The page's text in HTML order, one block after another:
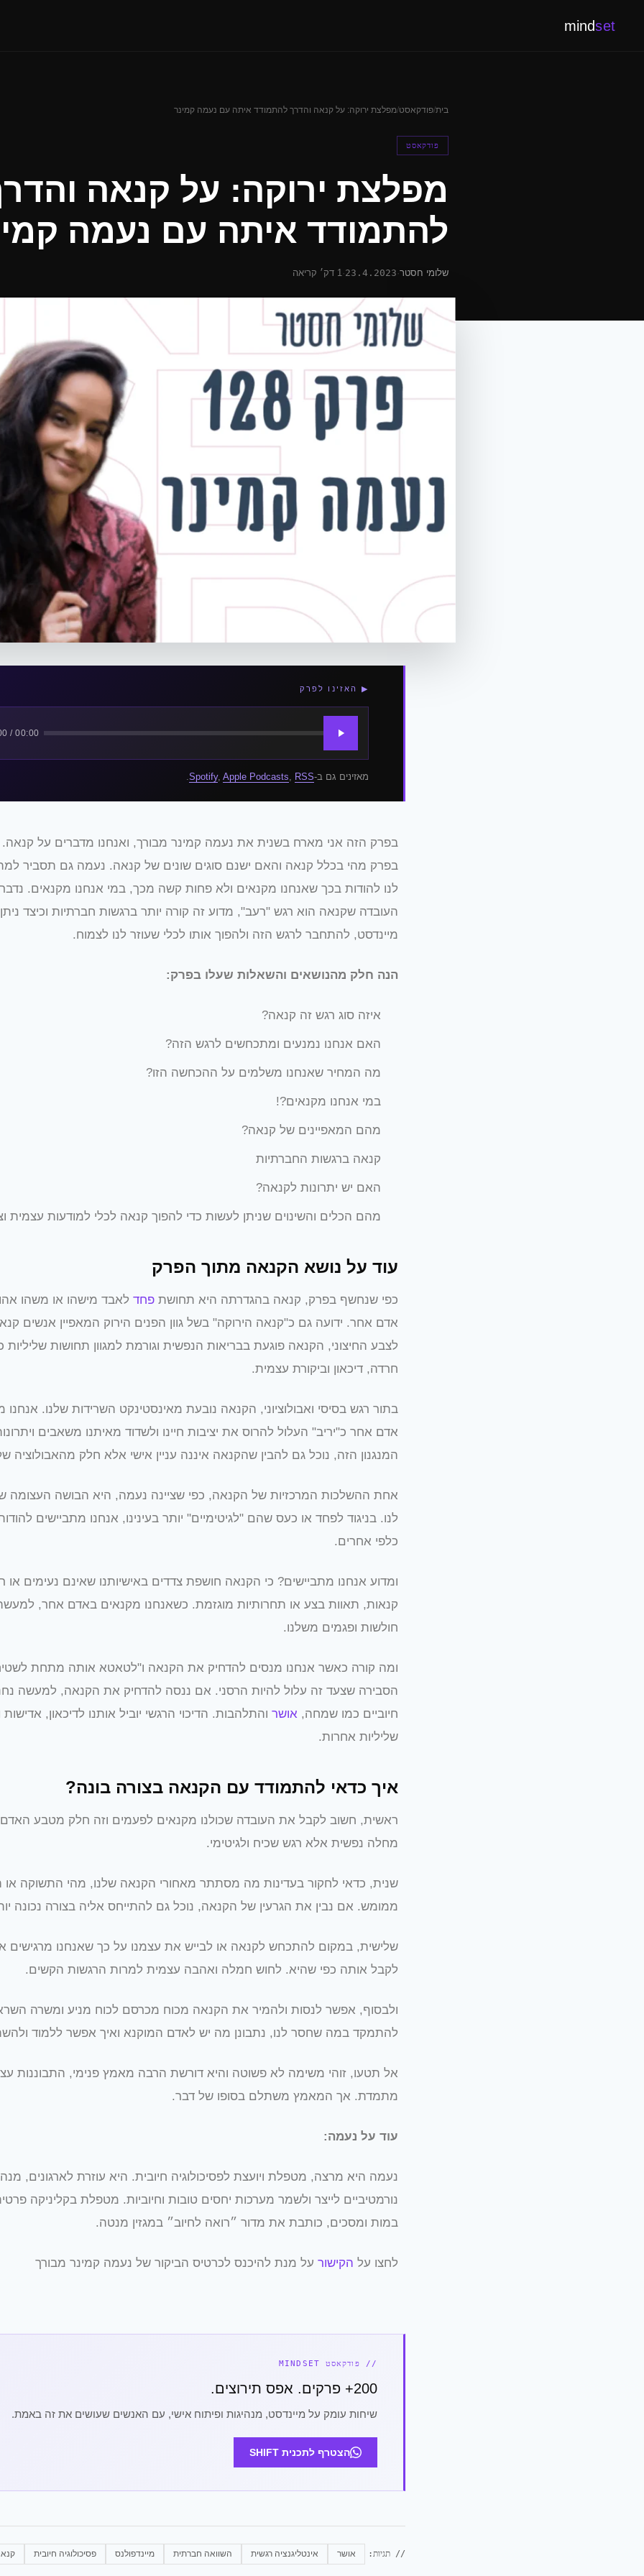
mindset
בית/פודקאסט/מפלצת ירוקה: על קנאה והדרך להתמודד איתה עם נעמה קמינר
פודקאסט
מפלצת ירוקה: על קנאה
להתמודד איתה עם נעמה
שלומי חסטר·
23.4.2023
·1 דק׳ קריאה
▶ האזינו לפרק
00:00 / 00:00
מאזינים גם ב- Spotify, Apple Podcasts, RSS
.
בפרק הזה אני מארח בשנית את נעמה קמינר מבורך, ואנחנו מדברים על קנאה.
בפרק מהי בכלל קנאה והאם ישנם סוגים שונים של קנאה. נעמה גם תסביר
לנו להודות בכך שאנחנו מקנאים ולא פחות קשה מכך, במי אנחנו מקנאים.
העובדה שקנאה הוא רגש "רעב", מדוע זה קורה יותר ברגשות חברתיות וכיצד
מיינדסט, להתחבר לרגש הזה ולהפוך אותו לכלי שעוזר לנו לצמוח.
הנה חלק מהנושאים והשאלות שעלו בפרק:
איזה סוג רגש זה קנאה?
האם אנחנו נמנעים ומתכחשים לרגש הזה?
מה המחיר שאנחנו משלמים על ההכחשה הזו?
במי אנחנו מקנאים?!
מהם המאפיינים של קנאה?
קנאה ברגשות החברתיות
האם יש יתרונות לקנאה?
מהם הכלים והשינוים שניתן לעשות כדי להפוך קנאה לכלי למודעות עצמית
עוד על נושא הקנאה מתוך הפרק
כפי שנחשף בפרק, קנאה בהגדרתה היא תחושת פחד לאבד מישהו או משהו
אדם אחר. ידועה גם כ"קנאה הירוקה" בשל גוון הפנים הירוק המאפיין אנשים
לצבע החיצוני, הקנאה פוגעת בבריאות הנפשית וגורמת למגוון תחושות שליליות
חרדה, דיכאון וביקורת עצמית.
בתור רגש בסיסי ואבולוציוני, הקנאה נובעת מאינסטינקט השרידות שלנו.
אדם אחר כ"יריב" העלול להרוס את יציבות חיינו ולשדוד מאיתנו משאבים
המנגנון הזה, נוכל גם להבין שהקנאה איננה עניין אישי אלא חלק מהאבולוציה
אחת ההשלכות המרכזיות של הקנאה, כפי שציינה נעמה, היא הבושה העצומה
לנו. בניגוד לפחד או כעס שהם "לגיטימיים" יותר בעינינו, אנחנו מתביישים
כלפי אחרים.
ומדוע אנחנו מתביישים? כי הקנאה חושפת צדדים באישיותנו שאינם נעימים או
קנאות, תאוות בצע או תחרותיות מוגזמת. כשאנחנו מקנאים באדם אחר,
חולשות ופגמים משלנו.
ומה קורה כאשר אנחנו מנסים להדחיק את הקנאה ו"לטאטא אותה מתחת
הסבירה שצעד זה עלול להיות הרסני. אם ננסה להדחיק את הקנאה, למעשה
חיוביים כמו שמחה, אושר והתלהבות. הדיכוי הרגשי יוביל אותנו לדיכאון,
שליליות אחרות.
איך כדאי להתמודד עם הקנאה בצורה בונה?
ראשית, חשוב לקבל את העובדה שכולנו מקנאים לפעמים וזה חלק מטבע
מחלה נפשית אלא רגש שכיח ולגיטימי.
שנית, כדאי לחקור בעדינות מה מסתתר מאחורי הקנאה שלנו, מהי התשוקה או
ממומש. אם נבין את הגרעין של הקנאה, נוכל גם להתייחס אליה בצורה נכונה
שלישית, במקום להתכחש לקנאה או לבייש את עצמנו על כך שאנחנו מרגישים
לקבל אותה כפי שהיא. לחוש חמלה ואהבה עצמית למרות הרגשות הקשים.
ולבסוף, אפשר לנסות ולהמיר את הקנאה מכוח מכרסם לכוח מניע ומשרה
להתמקד במה שחסר לנו, נתבונן מה יש לאדם המוקנא ואיך אפשר ללמוד
אל תטעו, זוהי משימה לא פשוטה והיא דורשת הרבה מאמץ פנימי, התבוננות
מתמדת. אך המאמץ משתלם בסופו של דבר.
עוד על נעמה:
נעמה היא מרצה, מטפלת ויועצת לפסיכולוגיה חיובית. היא עוזרת לארגונים,
נורמטיביים לייצר ולשמר מערכות יחסים טובות וחיוביות. מטפלת בקליניקה
במות ומסכים, כותבת את מדור ״רואה לחיוב״ במגזין מנטה.
לחצו על הקישור על מנת להיכנס לכרטיס הביקור של נעמה קמינר מבורך
// פודקאסט MINDSET
200+ פרקים. אפס תירוצים.
שיחות עומק על מיינדסט, מנהיגות ופיתוח אישי, עם האנשים שעושים את זה באמת.
הצטרף לתכנית SHIFT
// תגיות: אושר אינטליגנציה רגשית השוואה חברתית מיינדפולנס פסיכולוגיה חיובית